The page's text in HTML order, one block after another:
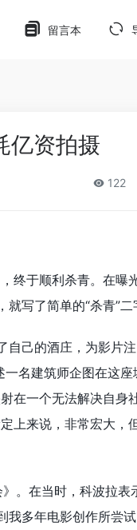
留言本
亿资拍摄
122
终于顺利杀青。在曝
就写了简单的“杀青”二
自己的酒庄，为影片
名建筑师企图在这
在一个无法解决自身
上来说，非常宏大，
。在当时，科波拉表
我多年电影创作所尝